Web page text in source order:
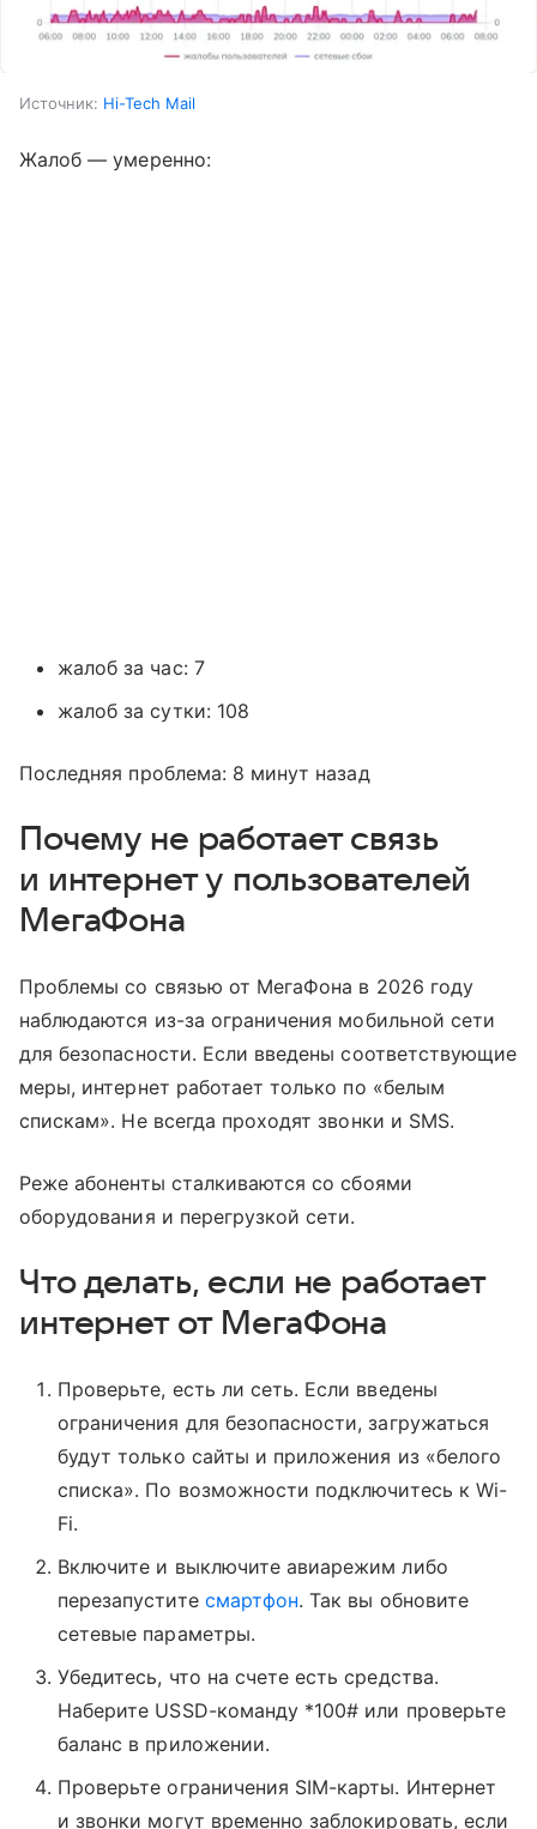
Источник: Hi-Tech Mail
Жалоб — умеренно:
жалоб за час: 7
жалоб за сутки: 108
Последняя проблема: 8 минут назад
Почему не работает связь
и интернет у пользователей
МегаФона
Проблемы со связью от МегаФона в 2026 году
наблюдаются из-за ограничения мобильной сети
для безопасности. Если введены соответствующие
меры, интернет работает только по «белым
спискам». Не всегда проходят звонки и SMS.
Реже абоненты сталкиваются со сбоями
оборудования и перегрузкой сети.
Что делать, если не работает
интернет от МегаФона
Проверьте, есть ли сеть. Если введены
ограничения для безопасности, загружаться
будут только сайты и приложения из «белого
списка». По возможности подключитесь к Wi-
Fi.
Включите и выключите авиарежим либо
перезапустите смартфон. Так вы обновите
сетевые параметры.
Убедитесь, что на счете есть средства.
Наберите USSD-команду *100# или проверьте
баланс в приложении.
Проверьте ограничения SIM-карты. Интернет
и звонки могут временно заблокировать, если